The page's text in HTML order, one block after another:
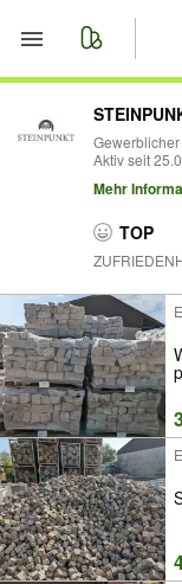
Start
Merkliste
Nachrichten
Aktiv seit
Mehr
TOP